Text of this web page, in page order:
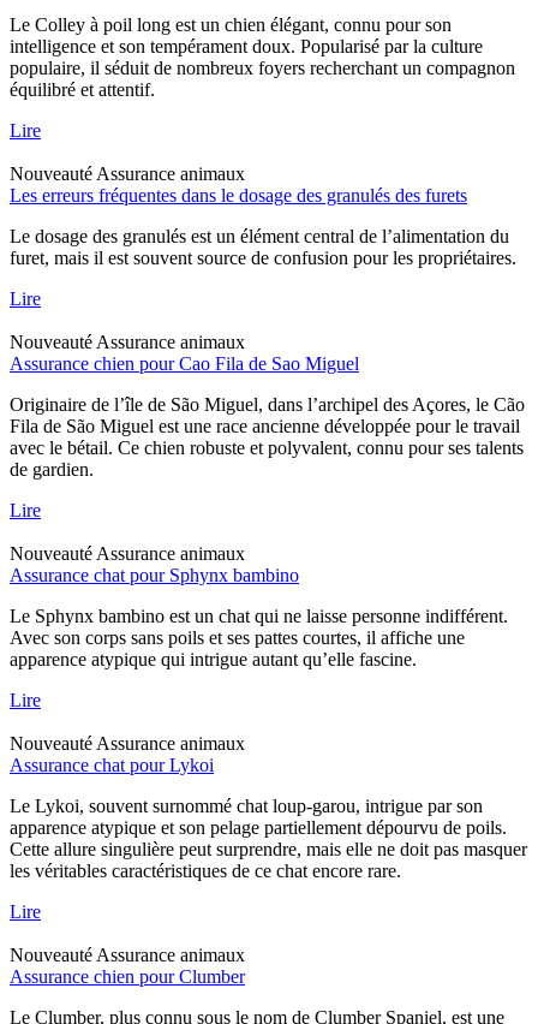
Le Colley à poil long est un chien élégant, connu pour son
intelligence et son tempérament doux. Popularisé par la culture
populaire, il séduit de nombreux foyers recherchant un compagnon
équilibré et attentif.
Lire
Nouveauté Assurance animaux
Les erreurs fréquentes dans le dosage des granulés des furets
Le dosage des granulés est un élément central de l’alimentation du
furet, mais il est souvent source de confusion pour les propriétaires.
Lire
Nouveauté Assurance animaux
Assurance chien pour Cao Fila de Sao Miguel
Originaire de l’île de São Miguel, dans l’archipel des Açores, le Cão
Fila de São Miguel est une race ancienne développée pour le travail
avec le bétail. Ce chien robuste et polyvalent, connu pour ses talents
de gardien.
Lire
Nouveauté Assurance animaux
Assurance chat pour Sphynx bambino
Le Sphynx bambino est un chat qui ne laisse personne indifférent.
Avec son corps sans poils et ses pattes courtes, il affiche une
apparence atypique qui intrigue autant qu’elle fascine.
Lire
Nouveauté Assurance animaux
Assurance chat pour Lykoi
Le Lykoi, souvent surnommé chat loup-garou, intrigue par son
apparence atypique et son pelage partiellement dépourvu de poils.
Cette allure singulière peut surprendre, mais elle ne doit pas masquer
les véritables caractéristiques de ce chat encore rare.
Lire
Nouveauté Assurance animaux
Assurance chien pour Clumber
Le Clumber, plus connu sous le nom de Clumber Spaniel, est une